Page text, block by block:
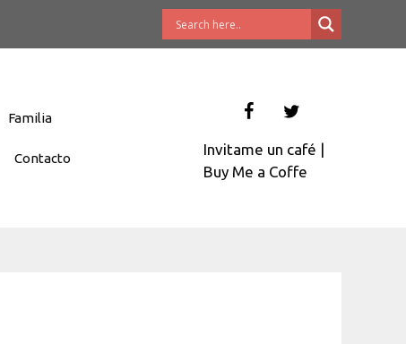
Familia
Contacto
Invitame un café |
Buy Me a Coffe